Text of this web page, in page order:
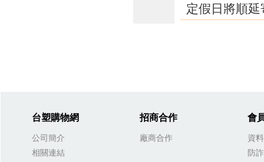
定假日將順延
台塑購物網
公司簡介
相關連結
招商合作
廠商合作
會
資
防